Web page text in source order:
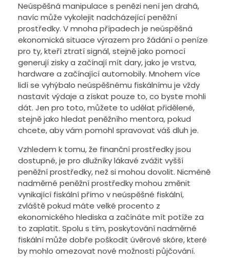
Neúspěšná manipulace s penězi není jen drahá,
navíc může vykolejit nadcházející peněžní
prostředky. V mnoha případech je neúspěšná
ekonomická situace výrazem pro žádání o peníze
pro ty, kteří ztratí signál, stejně jako pomocí
generují zisky a začínají mít dary, jako je vrstva,
hardware a začínající automobily. Mnohem více
lidí se vyhýbalo neúspěšnému fiskálnímu je vždy
nastavit výdaje a získat pouze to, co byste mohli
dát. Jen pro toto, můžete to udělat přidělené,
stejně jako hledat peněžního mentora, pokud
chcete, aby vám pomohl spravovat váš dluh je.
Vzhledem k tomu, že finanční prostředky jsou
dostupné, je pro dlužníky lákavé zvážit vyšší
peněžní prostředky, než si mohou dovolit. Nicméně
nadměrné peněžní prostředky mohou změnit
vynikající fiskální přímo v neúspěšné fiskální,
zvláště pokud máte velké procento z
ekonomického hlediska a začínáte mít potíže za
to zaplatit. Spolu s tím, poskytování nadměrné
fiskální může dobře poškodit úvěrové skóre, které
by mohlo omezovat nové možnosti půjčování.